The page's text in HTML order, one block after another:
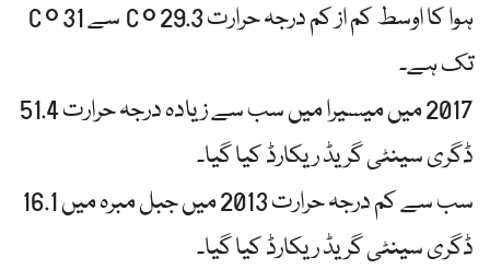
ہوا کا اوسط کم از کم درجہ حرارت 29.3 ° C سے 31 ° C
تک ہے۔
2017 میں میسیرا میں سب سے زیادہ درجہ حرارت 51.4
ڈگری سینٹی گریڈ ریکارڈ کیا گیا۔
سب سے کم درجہ حرارت 2013 میں جبل مبرہ میں 16.1
ڈگری سینٹی گریڈ ریکارڈ کیا گیا۔